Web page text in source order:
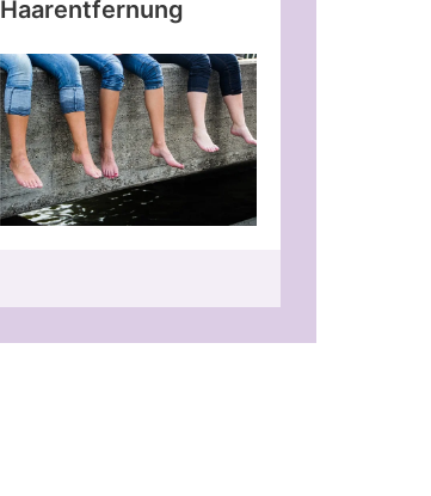
Haarentfernung